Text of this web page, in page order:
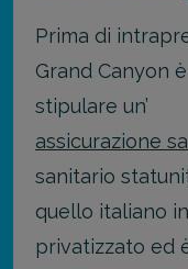
Prima di
Grand Canyon
stipulare un’
assicurazione
sanitario
quello italiano
privatizzato ed